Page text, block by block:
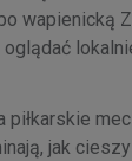
jak